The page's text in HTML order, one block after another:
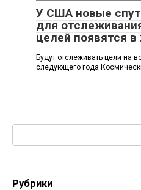
У США новые
для
целей появятся в
Будут отслеживать цели на
следующего года
Рубрики